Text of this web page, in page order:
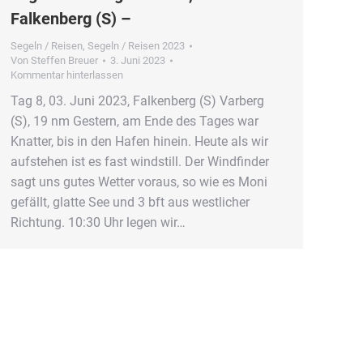
Falkenberg (S) –
Segeln / Reisen, Segeln / Reisen 2023
Von Steffen Breuer
3. Juni 2023
Kommentar hinterlassen
Tag 8, 03. Juni 2023, Falkenberg (S) Varberg
(S), 19 nm Gestern, am Ende des Tages war
Knatter, bis in den Hafen hinein. Heute als wir
aufstehen ist es fast windstill. Der Windfinder
sagt uns gutes Wetter voraus, so wie es Moni
gefällt, glatte See und 3 bft aus westlicher
Richtung. 10:30 Uhr legen wir…